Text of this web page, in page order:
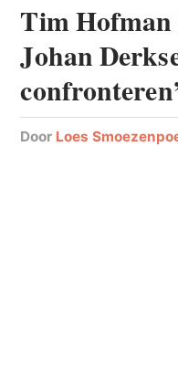
Tim
Johan
door Loes